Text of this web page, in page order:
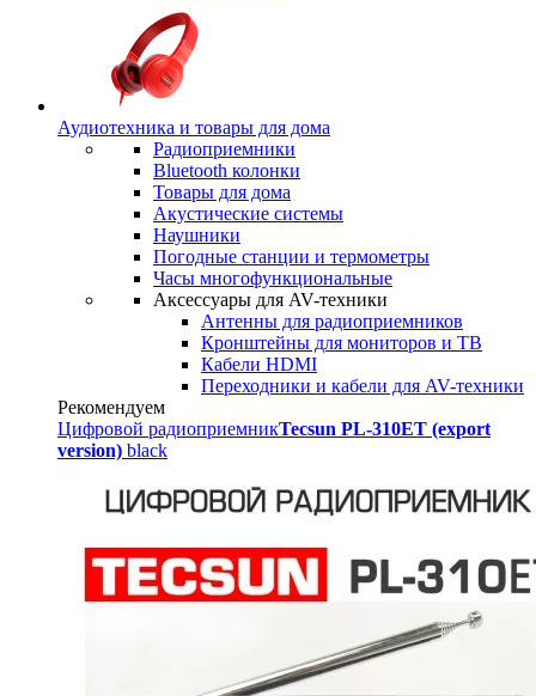
Аудиотехника и товары для дома
Радиоприемники
Bluetooth колонки
Товары для дома
Акустические системы
Наушники
Погодные станции и термометры
Часы многофункциональные
Аксессуары для AV-техники
Антенны для радиоприемников
Кронштейны для мониторов и ТВ
Кабели HDMI
Переходники и кабели для AV-техники
Рекомендуем
Цифровой радиоприемникTecsun PL-310ET (export
version) black